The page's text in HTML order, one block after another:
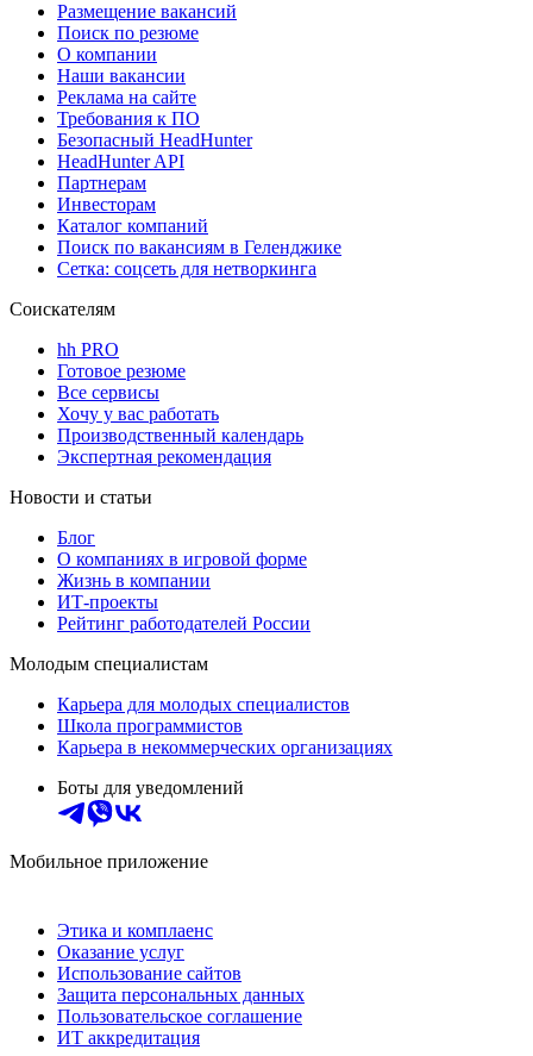
Размещение вакансий
Поиск по резюме
О компании
Наши вакансии
Реклама на сайте
Требования к ПО
Безопасный HeadHunter
HeadHunter API
Партнерам
Инвесторам
Каталог компаний
Поиск по вакансиям в Геленджике
Сетка: соцсеть для нетворкинга
Соискателям
hh PRO
Готовое резюме
Все сервисы
Хочу у вас работать
Производственный календарь
Экспертная рекомендация
Новости и статьи
Блог
О компаниях в игровой форме
Жизнь в компании
ИТ-проекты
Рейтинг работодателей России
Молодым специалистам
Карьера для молодых специалистов
Школа программистов
Карьера в некоммерческих организациях
Боты для уведомлений
Мобильное приложение
Этика и комплаенс
Оказание услуг
Использование сайтов
Защита персональных данных
Пользовательское соглашение
ИТ аккредитация